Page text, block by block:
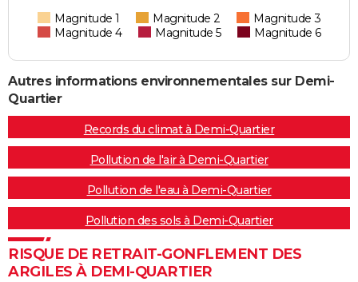
Magnitude 1 Magnitude 2
Magnitude 3
Magnitude 4
Magnitude 5 Magnitude 6
Autres informations environnementales sur Demi-
Quartier
Records du climat à Demi-Quartier
Pollution de l'air à Demi-Quartier
Pollution de l'eau à Demi-Quartier
Pollution des sols à Demi-Quartier
RISQUE DE RETRAIT-GONFLEMENT DES
ARGILES À DEMI-QUARTIER